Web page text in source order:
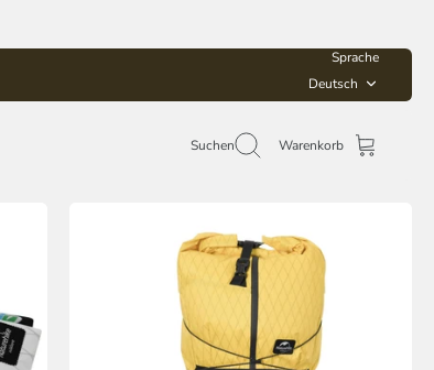
Sprache
Deutsch
Suchen Warenkorb